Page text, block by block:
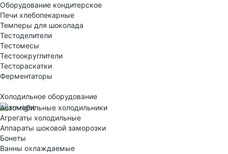
Оборудование кондитерское
Печи хлебопекарные
Темперы для шоколада
Тестоделители
Тестомесы
Тестоокруглители
Тестораскатки
Ферментаторы
Холодильное оборудование
Автомобильные холодильники
Агрегаты холодильные
Аппараты шоковой заморозки
Бонеты
Ванны охлаждаемые